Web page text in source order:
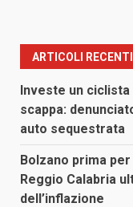
ARTICOLI RECENTI
Investe un
scappa:
auto sequestrata
Bolzano prima
Reggio Calabria
dell’inflazione